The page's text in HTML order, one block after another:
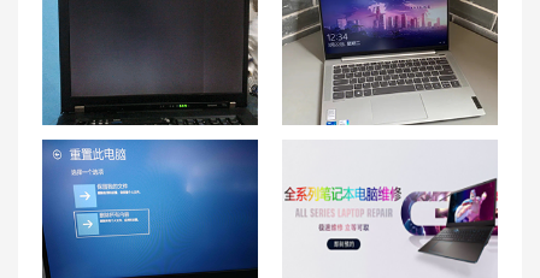
联想笔记本电脑黑屏打不开故障 无法进入系统如何解决 联想小新 Air笔记本屏幕出现亮点，怎么办？